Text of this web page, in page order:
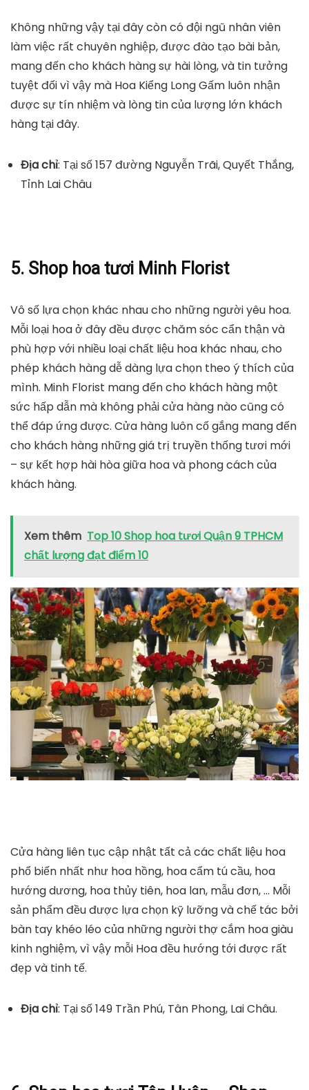
Không những vậy tại đây còn có đội ngũ nhân viên
làm việc rất chuyên nghiệp, được đào tạo bài bản,
mang đến cho khách hàng sự hài lòng, và tin tưởng
tuyệt đối vì vậy mà Hoa Kiểng Long Gấm luôn nhận
được sự tín nhiệm và lòng tin của lượng lớn khách
hàng tại đây.
Địa chỉ: Tại số 157 đường Nguyễn Trãi, Quyết Thắng,
Tỉnh Lai Châu
5. Shop hoa tươi Minh Florist
Vô số lựa chọn khác nhau cho những người yêu hoa.
Mỗi loại hoa ở đây đều được chăm sóc cẩn thận và
phù hợp với nhiều loại chất liệu hoa khác nhau, cho
phép khách hàng dễ dàng lựa chọn theo ý thích của
mình. Minh Florist mang đến cho khách hàng một
sức hấp dẫn mà không phải cửa hàng nào cũng có
thể đáp ứng được. Cửa hàng luôn cố gắng mang đến
cho khách hàng những giá trị truyền thống tươi mới
– sự kết hợp hài hòa giữa hoa và phong cách của
khách hàng.
Xem thêm Top 10 Shop hoa tươi Quận 9 TPHCM
chất lượng đạt điểm 10
Cửa hàng liên tục cập nhật tất cả các chất liệu hoa
phổ biến nhất như hoa hồng, hoa cẩm tú cầu, hoa
hướng dương, hoa thủy tiên, hoa lan, mẫu đơn, … Mỗi
sản phẩm đều được lựa chọn kỹ lưỡng và chế tác bởi
bàn tay khéo léo của những người thợ cắm hoa giàu
kinh nghiệm, vì vậy mỗi Hoa đều hướng tới được rất
đẹp và tinh tế.
Địa chỉ: Tại số 149 Trần Phú, Tân Phong, Lai Châu.